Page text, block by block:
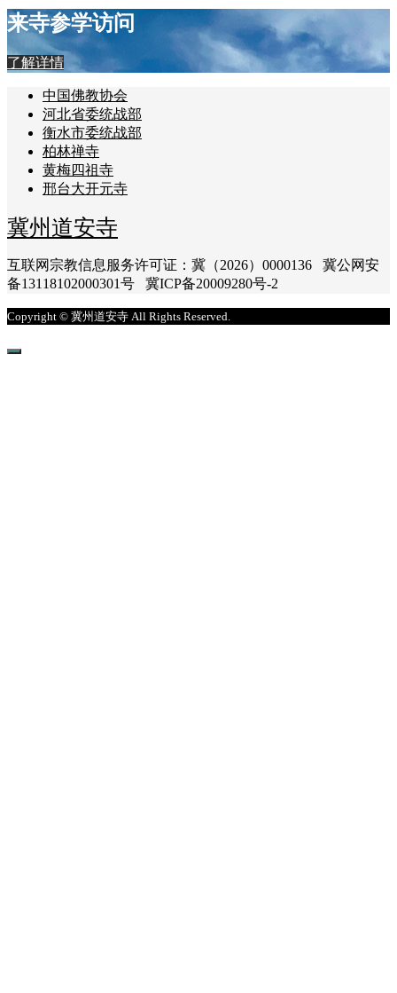
来寺参学访问
了解详情
中国佛教协会
河北省委统战部
衡水市委统战部
柏林禅寺
黄梅四祖寺
邢台大开元寺
冀州道安寺
互联网宗教信息服务许可证：冀（2026）0000136 冀公网安
备13118102000301号 冀ICP备20009280号-2
Copyright © 冀州道安寺 All Rights Reserved.